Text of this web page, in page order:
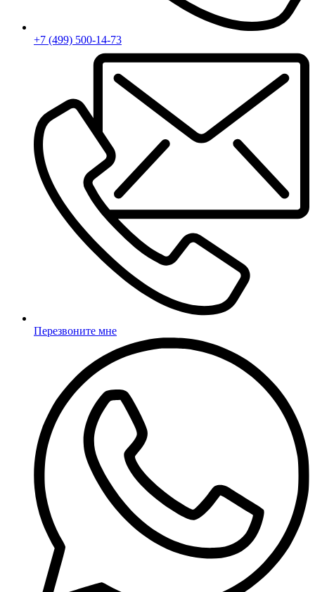
+7 (499) 500-14-73
Перезвоните мне